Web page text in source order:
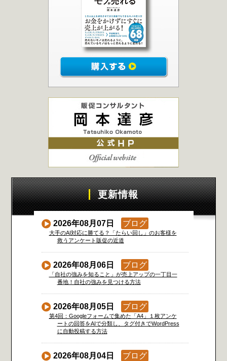
更新情報
2026年08月07日 ブログ
大手のAI対応に勝てる？「たらい回し」のお客様を
救うアンケート販促の近道
2026年08月06日 ブログ
「自社の強みを知ること」が売上アップの一丁目一
番地！自社の強みを見つける方法
2026年08月05日 ブログ
第4回：Googleフォームで集めた「A4」１枚アンケ
ートの回答をAIで分類し、タグ付きでWordPress
に自動投稿する方法
2026年08月04日 ブログ